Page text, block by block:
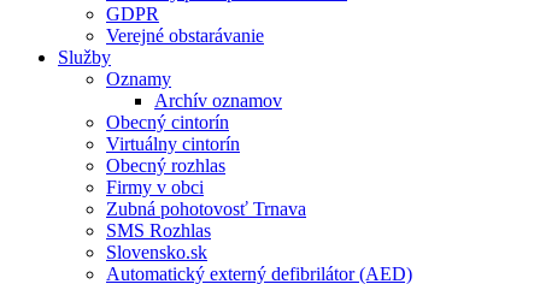
GDPR
Verejné obstarávanie
Služby
Oznamy
Archív oznamov
Obecný cintorín
Virtuálny cintorín
Obecný rozhlas
Firmy v obci
Zubná pohotovosť Trnava
SMS Rozhlas
Slovensko.sk
Automatický externý defibrilátor (AED)